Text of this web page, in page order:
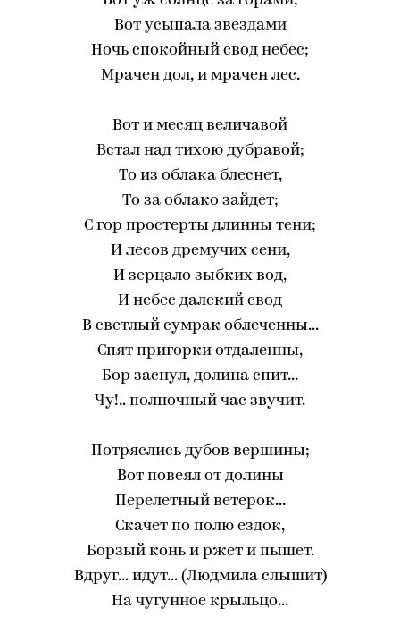
Вот усыпала звездами
Ночь спокойный свод небес;
Мрачен дол, и мрачен лес.
Вот и месяц величавой
Встал над тихою дубравой;
То из облака блеснет,
То за облако зайдет;
С гор простерты длинны тени;
И лесов дремучих сени,
И зерцало зыбких вод,
И небес далекий свод
В светлый сумрак облеченны...
Спят пригорки отдаленны,
Бор заснул, долина спит...
Чу!.. полночный час звучит.
Потряслись дубов вершины;
Вот повеял от долины
Перелетный ветерок...
Скачет по полю ездок,
Борзый конь и ржет и пышет.
Вдруг... идут... (Людмила слышит)
На чугунное крыльцо...